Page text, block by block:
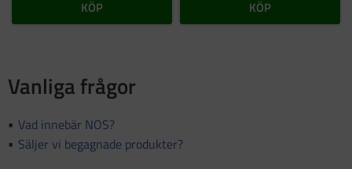
KÖP KÖP
Vanliga frågor
Vad innebär NOS?
Säljer vi begagnade produkter?